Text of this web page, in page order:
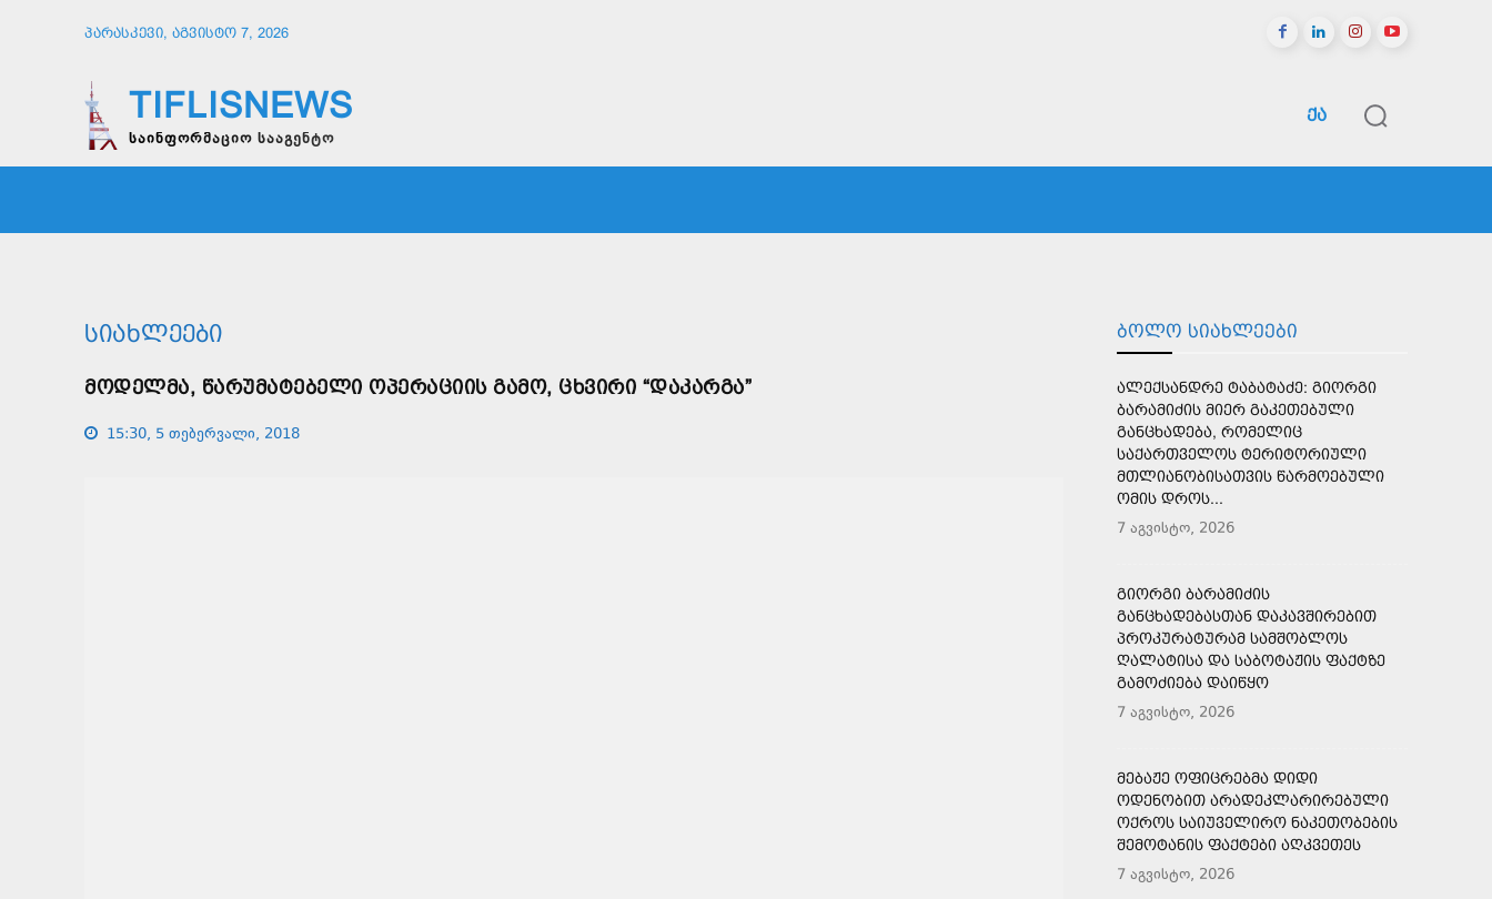
ᲞᲐᲠᲐᲡᲙᲔᲕᲘ, ᲐᲒᲕᲘᲡᲢᲝ 7, 2026
TIFLISNEWS
საინფორმაციო სააგენტო
ᲥᲐ
ᲡᲘᲐᲮᲚᲔᲔᲑᲘ
ᲛᲝᲓᲔᲚᲛᲐ, ᲬᲐᲠᲣᲛᲐᲢᲔᲑᲔᲚᲘ ᲝᲞᲔᲠᲐᲪᲘᲘᲡ ᲒᲐᲛᲝ, ᲪᲮᲕᲘᲠᲘ “ᲓᲐᲙᲐᲠᲒᲐ”
15:30, 5 თებერვალი, 2018
ᲑᲝᲚᲝ ᲡᲘᲐᲮᲚᲔᲔᲑᲘ
ᲐᲚᲔᲥᲡᲐᲜᲓᲠᲔ ᲢᲐᲑᲐᲢᲐᲫᲔ: ᲒᲘᲝᲠᲒᲘ
ᲑᲐᲠᲐᲛᲘᲫᲘᲡ ᲛᲘᲔᲠ ᲒᲐᲙᲔᲗᲔᲑᲣᲚᲘ
ᲒᲐᲜᲪᲮᲐᲓᲔᲑᲐ, ᲠᲝᲛᲔᲚᲘᲪ
ᲡᲐᲥᲐᲠᲗᲕᲔᲚᲝᲡ ᲢᲔᲠᲘᲢᲝᲠᲘᲣᲚᲘ
ᲛᲗᲚᲘᲐᲜᲝᲑᲘᲡᲐᲗᲕᲘᲡ ᲬᲐᲠᲛᲝᲔᲑᲣᲚᲘ
ᲝᲛᲘᲡ ᲓᲠᲝᲡ...
7 აგვისტო, 2026
ᲒᲘᲝᲠᲒᲘ ᲑᲐᲠᲐᲛᲘᲫᲘᲡ
ᲒᲐᲜᲪᲮᲐᲓᲔᲑᲐᲡᲗᲐᲜ ᲓᲐᲙᲐᲕᲨᲘᲠᲔᲑᲘᲗ
ᲞᲠᲝᲙᲣᲠᲐᲢᲣᲠᲐᲛ ᲡᲐᲛᲨᲝᲑᲚᲝᲡ
ᲦᲐᲚᲐᲢᲘᲡᲐ ᲓᲐ ᲡᲐᲑᲝᲢᲐᲟᲘᲡ ᲤᲐᲥᲢᲖᲔ
ᲒᲐᲛᲝᲫᲘᲔᲑᲐ ᲓᲐᲘᲬᲧᲝ
7 აგვისტო, 2026
ᲛᲔᲑᲐᲟᲔ ᲝᲤᲘᲪᲠᲔᲑᲛᲐ ᲓᲘᲓᲘ
ᲝᲓᲔᲜᲝᲑᲘᲗ ᲐᲠᲐᲓᲔᲙᲚᲐᲠᲘᲠᲔᲑᲣᲚᲘ
ᲝᲥᲠᲝᲡ ᲡᲐᲘᲣᲕᲔᲚᲘᲠᲝ ᲜᲐᲙᲔᲗᲝᲑᲔᲑᲘᲡ
ᲨᲔᲛᲝᲢᲐᲜᲘᲡ ᲤᲐᲥᲢᲔᲑᲘ ᲐᲦᲙᲕᲔᲗᲔᲡ
7 აგვისტო, 2026